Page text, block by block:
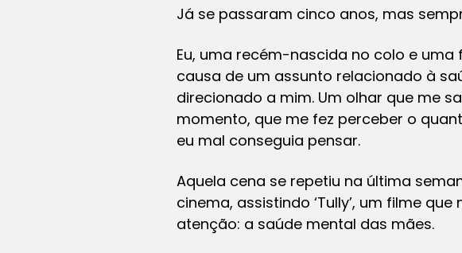
Já se passaram cinco anos, mas
Eu, uma recém-nascida no colo e
causa de um assunto relacionado à
direcionado a mim. Um olhar que me
momento, que me fez perceber o
eu mal conseguia pensar.
Aquela cena se repetiu na última
cinema, assistindo ‘Tully’, um filme
atenção: a saúde mental das mães.